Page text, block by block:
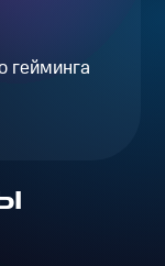
гейминга